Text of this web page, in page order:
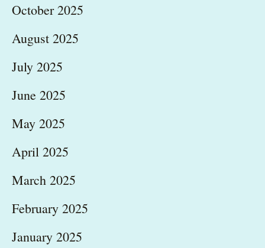
October 2025
August 2025
July 2025
June 2025
May 2025
April 2025
March 2025
February 2025
January 2025